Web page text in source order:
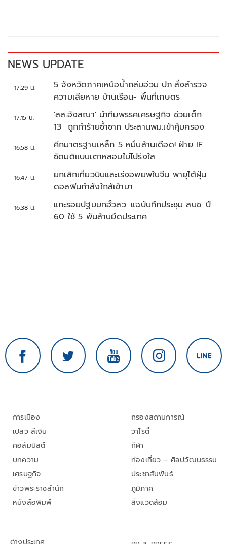
k k
NEWS UPDATE
17:29 น.
5 จังหวัดภาคเหนือน้ำถล่มอ่วม ปภ.สั่งสำรวจ
ความเสียหาย บ้านเรือน- พื้นที่เกษตร
17:15 น.
'สส.อังสณา' นำทีมพรรคเศรษฐกิจ ช่วยเด็ก
13 ถูกทำร้ายซ้ำซาก ประสานพม.เข้าคุ้มครอง
16:58 น.
ศึกมาตรฐานเหล็ก 5 หมื่นล้านเดือด! ฝ่าย IF
ซัดมติแบนเตาหลอมไม่โปร่งใส
16:47 น.
ยกเลิกเที่ยวบินและเร่งอพยพในจีน พายุไต้ฝุ่น
ดอลฟินกำลังใกล้เข้ามา
16:38 น.
แกะรอยปฐมบทฮั้วสว. แฉบันทึกประชุม สนช. ปี
60 ใช้ 5 พันล้านยึดประเทศ
การเมือง
เปลว สีเงิน
คอลัมนิสต์
บทความ
เศรษฐกิจ
ข่าวพระราชสำนัก
หนังสือพิมพ์
กรองสถานการณ์
วาไรตี้
กีฬา
ท่องเที่ยว – ศิลปวัฒนธรรม
ประชาสัมพันธ์
ภูมิภาค
สิ่งแวดล้อม